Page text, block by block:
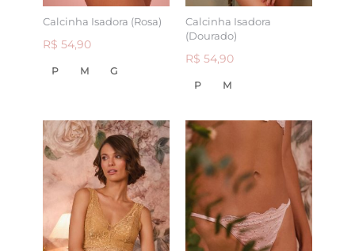
Calcinha Isadora (Rosa)
R$ 54,90
P M G
Calcinha Isadora
(Dourado)
R$ 54,90
P M